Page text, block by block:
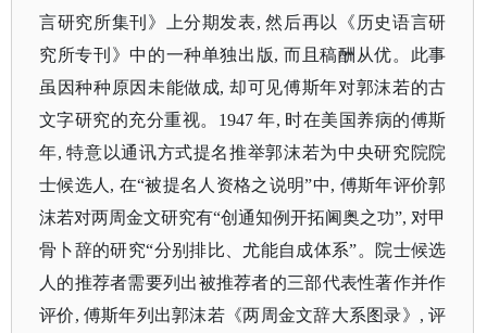
言研究所集刊》上分期发表, 然后再以《历史语言研
究所专刊》中的一种单独出版, 而且稿酬从优。此事
虽因种种原因未能做成, 却可见傅斯年对郭沫若的古
文字研究的充分重视。1947 年, 时在美国养病的傅斯
年, 特意以通讯方式提名推举郭沫若为中央研究院院
士候选人, 在“被提名人资格之说明”中, 傅斯年评价郭
沫若对两周金文研究有“创通知例开拓阃奥之功”, 对甲
骨卜辞的研究“分别排比、尤能自成体系”。院士候选
人的推荐者需要列出被推荐者的三部代表性著作并作
评价, 傅斯年列出郭沫若《两周金文辞大系图录》, 评